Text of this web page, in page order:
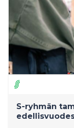
S-ryhmän